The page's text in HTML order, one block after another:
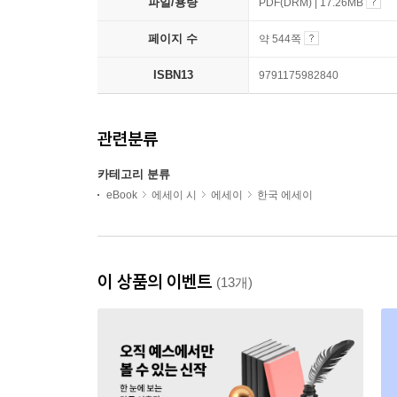
페이지 수 약 544쪽
ISBN13 9791175982840
관련분류
카테고리 분류
eBook 에세이 시 에세이 한국 에세이
이 상품의 이벤트 (13개)